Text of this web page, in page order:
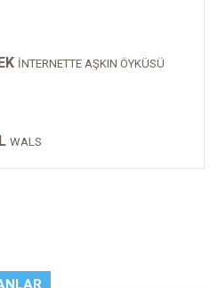
İNTERNETTE AŞKIN ÖYKÜSÜ
WALS